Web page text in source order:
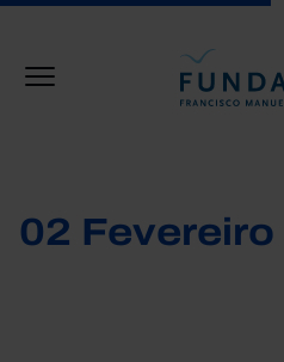
02 Fevereiro